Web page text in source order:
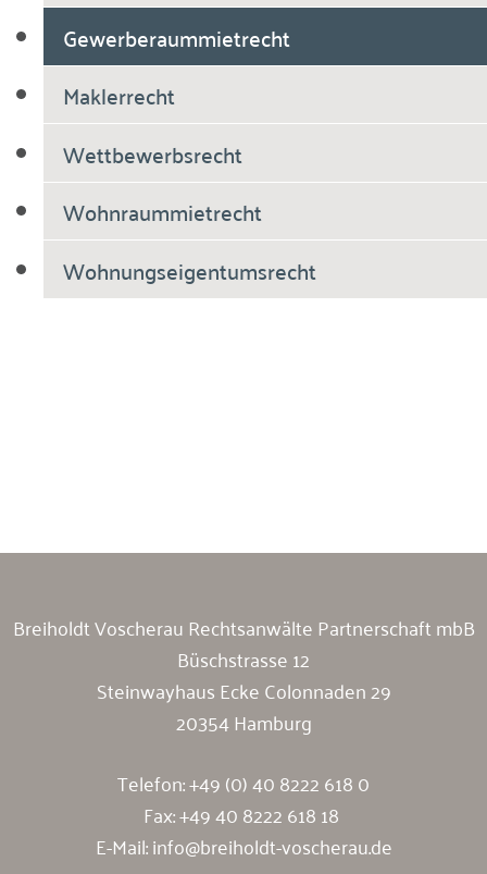
Gewerberaummietrecht
Maklerrecht
Wettbewerbsrecht
Wohnraummietrecht
Wohnungseigentumsrecht
Breiholdt Voscherau Rechtsanwälte Partnerschaft mbB
Büschstrasse 12
Steinwayhaus Ecke Colonnaden 29
20354 Hamburg
Telefon:+49 (0) 40 8222 618 0
Fax: +49 40 8222 618 18
E-Mail:info@breiholdt-voscherau.de